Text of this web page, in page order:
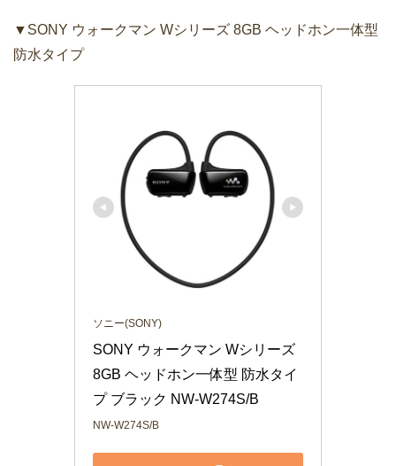
▼SONY ウォークマン Wシリーズ 8GB ヘッドホン一体型
防水タイプ
ソニー(SONY)
SONY ウォークマン Wシリーズ
8GB ヘッドホン一体型 防水タイ
プ ブラック NW-W274S/B
NW-W274S/B